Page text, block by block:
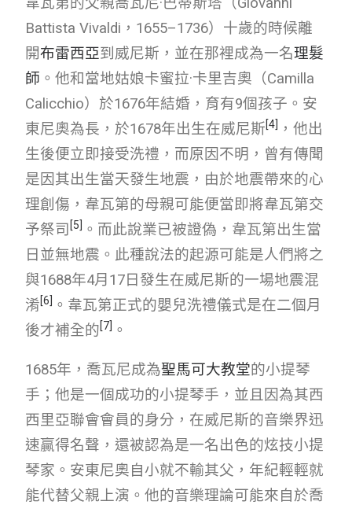
Battista Vivaldi，1655–1736）十歲的時候離
開布雷西亞到威尼斯，並在那裡成為一名理髮
師 。他和當地姑娘卡蜜拉·卡里吉奧（Camilla
Calicchio）於1676年結婚，育有9個孩子。安
東尼奧為長，於1678年出生在威尼斯[4] ，他出
生後便立即接受洗禮，而原因不明，曾有傳聞
是因其出生當天發生地震，由於地震帶來的心
理創傷，韋瓦第的母親可能便當即將韋瓦第交
予祭司 [5] 。而此說業已被證偽，韋瓦第出生當
日並無地震。此種說法的起源可能是人們將之
與1688年4月17日發生在威尼斯的一場地震混
淆[6] 。韋瓦第正式的嬰兒洗禮儀式是在二個月
後才補全的[7] 。
1685年，喬瓦尼成為聖馬可大教堂的小提琴
手；他是一個成功的小提琴手，並且因為其西
西里亞聯會會員的身分，在威尼斯的音樂界迅
速贏得名聲，還被認為是一名出色的炫技小提
琴家。安東尼奧自小就不輸其父，年紀輕輕就
能代替父親上演。他的音樂理論可能來自於喬